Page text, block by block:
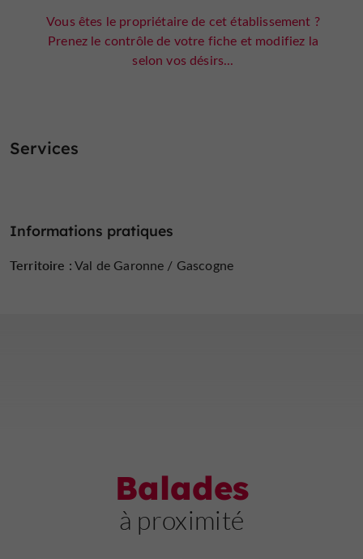
Vous êtes le propriétaire de cet établissement ?
Prenez le contrôle de votre fiche et modifiez la
selon vos désirs...
Services
Informations pratiques
Territoire :Val de Garonne / Gascogne
Balades
à proximité